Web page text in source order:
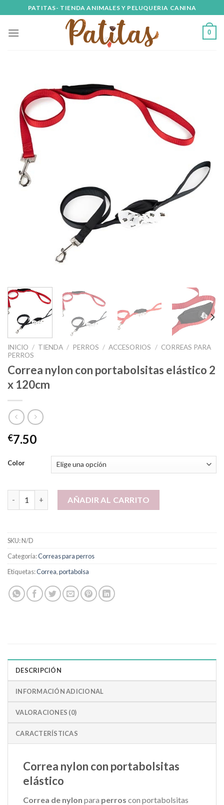
to
content
PATITAS- TIENDA ANIMALES Y PELUQUERIA CANINA
0
INICIO / TIENDA / PERROS / ACCESORIOS / CORREAS PARA
PERROS
Correa nylon con portabolsitas elástico 2
x 120cm
€7.50
Color
Correa nylon con portabolsitas elástico 2 x 120cm cantidad
AÑADIR AL CARRITO
SKU:N/D
Categoría:Correas para perros
Etiquetas:Correa,portabolsa
DESCRIPCIÓN
INFORMACIÓN ADICIONAL
VALORACIONES (0)
CARACTERÍSTICAS
Correa nylon con portabolsitas
elástico
Correa de nylon para perros con portabolsitas